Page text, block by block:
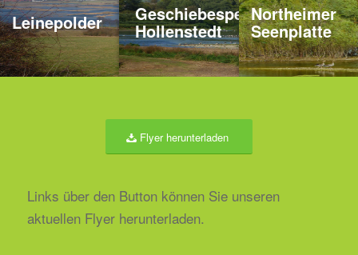
Leinepolder Geschiebesperre
Hollenstedt
Northeimer
Seenplatte
Flyer herunterladen
Links über den Button können Sie unseren
aktuellen Flyer herunterladen.